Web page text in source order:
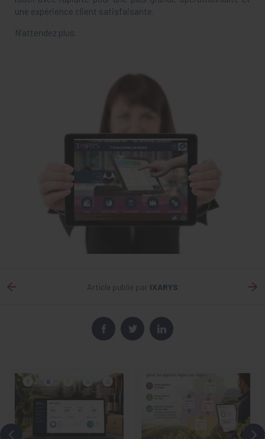
une expérience client satisfaisante.
N’attendez plus.
Article publié par IXARYS